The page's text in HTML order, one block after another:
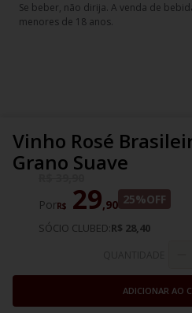
Vinho Rosé
Grano Suave
PorR$ 29,90 25%OFF
SÓCIO CLUBED:R$ 28,40
ADICIONAR AO
Se beber, não dirija. A venda de
menores de 18 anos.